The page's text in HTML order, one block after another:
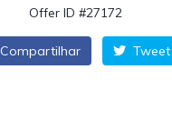
Offer ID #27172
Compartilhar Tweet